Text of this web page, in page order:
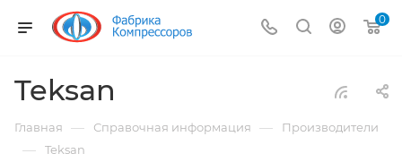
0
Teksan
Главная — Справочная информация — Производители
— Teksan